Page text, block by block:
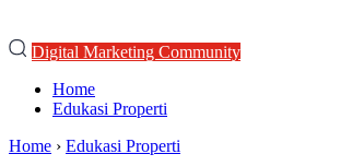
Digital Marketing Community
Home
Edukasi Properti
Home › Edukasi Properti